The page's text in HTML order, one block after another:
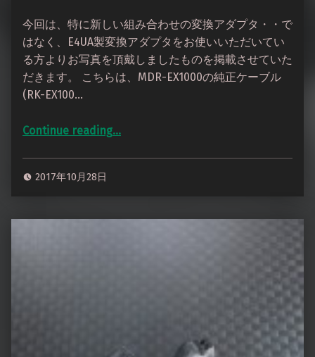
今回は、特に新しい組み合わせの変換アダプタ・・で
はなく、E4UA製変換アダプタをお使いいただいてい
る方よりお写真を頂戴しましたものを掲載させていた
だきます。 こちらは、MDR-EX1000の純正ケーブル
(RK-EX100…
Continue reading“変換アダプタ いろいろ ご感想をいただきました”
…
2017年10月28日